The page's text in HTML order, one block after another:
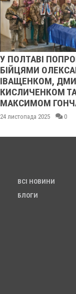
ПОПРОЩАЛИСЯ
ОЛЕКСАНДРОМ
ДМИТРОМ
ТА
ГОНЧАРЕНКОМ
0
ВСІ НОВИНИ
БЛОГИ